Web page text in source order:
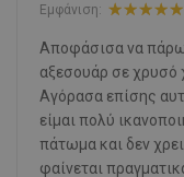
Εμφάνιση:
Αποφάσισα να πάρω
αξεσουάρ σε χρυσό
Αγόρασα επίσης
είμαι πολύ
πάτωμα και δεν
φαίνεται